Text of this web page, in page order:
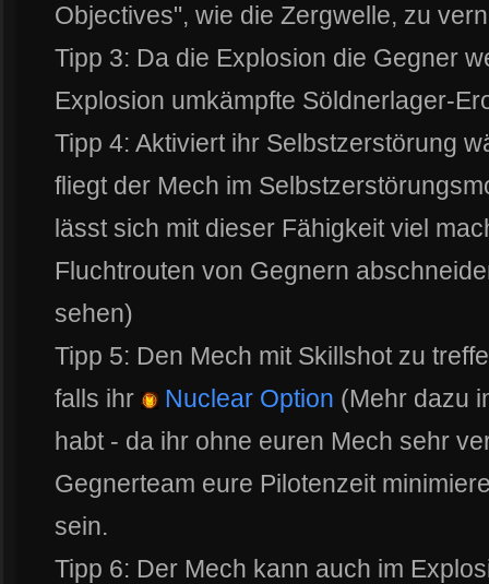
Objectives", wie die Zergwelle, zu
Tipp 3: Da die Explosion die Gegner
Explosion umkämpfte Söldnerlager-
Tipp 4: Aktiviert ihr Selbstzerstörung
fliegt der Mech im
lässt sich mit dieser Fähigkeit viel
Fluchtrouten von Gegnern
sehen)
Tipp 5: Den Mech mit Skillshot zu
falls ihr
Nuclear Option (Mehr dazu
habt - da ihr ohne euren Mech sehr
Gegnerteam eure Pilotenzeit
sein.
Tipp 6: Der Mech kann auch im